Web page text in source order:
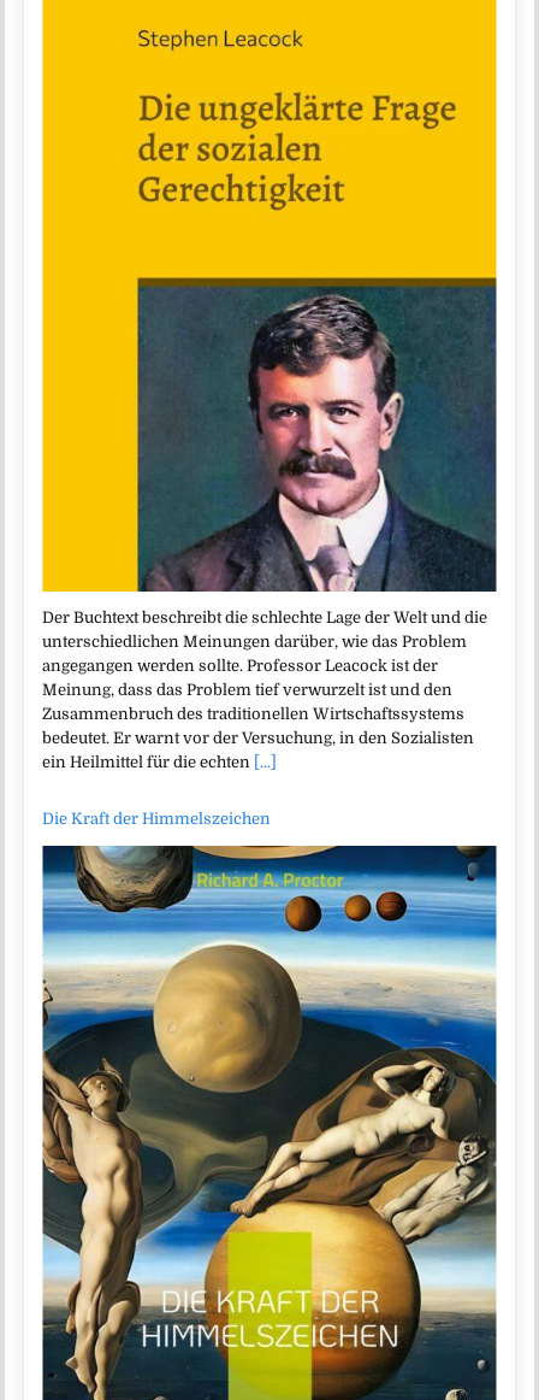
Der Buchtext beschreibt die schlechte Lage der Welt und die
unterschiedlichen Meinungen darüber, wie das Problem
angegangen werden sollte. Professor Leacock ist der
Meinung, dass das Problem tief verwurzelt ist und den
Zusammenbruch des traditionellen Wirtschaftssystems
bedeutet. Er warnt vor der Versuchung, in den Sozialisten
ein Heilmittel für die echten [...]
Die Kraft der Himmelszeichen